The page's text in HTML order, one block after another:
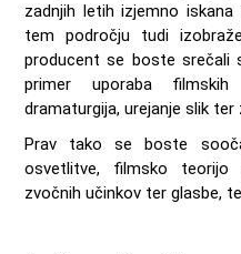
zadnjih letih izjemno
tem področju tudi
producent se boste srečali
primer uporaba
dramaturgija, urejanje slik ter
Prav tako se boste
osvetlitve, filmsko teorijo
zvočnih učinkov ter glasbe,